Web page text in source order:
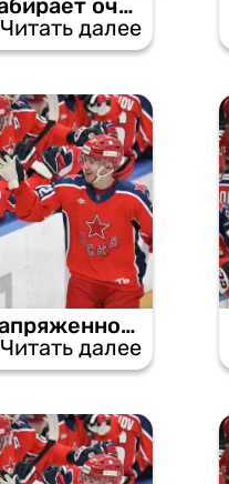
«Торпедо» забирает очки у ЦСКА в Москве.
Читать далее
Армейцы в напряженном матче вырывают победу у «Амура».
Читать далее